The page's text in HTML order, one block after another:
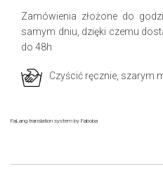
Zamówienia złożone do
samym dniu, dzięki czemu
do 48h
Czyścić ręcznie, szarym
FaLang translation system by Faboba